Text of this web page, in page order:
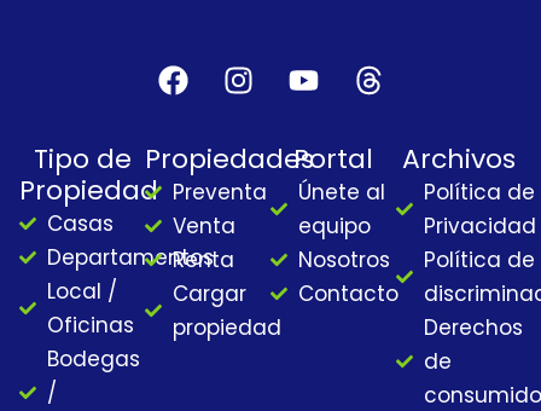
F
a
e
b
o
o
k
I
s
t
a
a
m
Y
u
t
u
b
e
T
h
r
e
a
d
s
Tipo de
Propiedad
Casas
Departamentos
Local /
Oficinas
Bodegas
/
Propiedades
Preventa
Venta
Renta
Cargar
propiedad
Portal
Únete al
equipo
Nosotros
Contacto
Archivos
Política de
Privacidad
Política de
Derechos
de